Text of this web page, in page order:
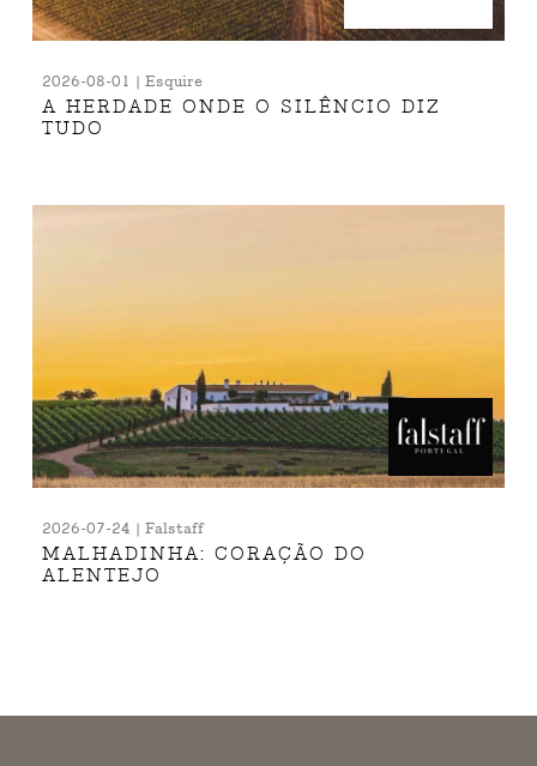
2026-08-01 | Esquire
A HERDADE ONDE O SILÊNCIO DIZ
TUDO
2026-07-24 | Falstaff
MALHADINHA: CORAÇÃO DO
ALENTEJO